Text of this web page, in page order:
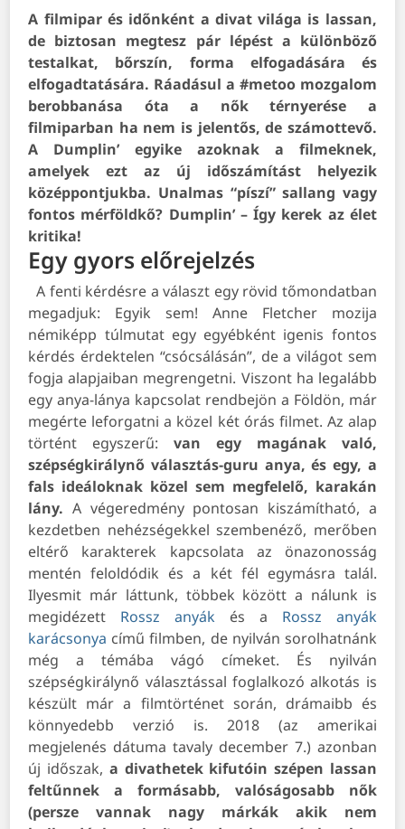
A filmipar és időnként a divat világa is lassan,
de biztosan megtesz pár lépést a különböző
testalkat, bőrszín, forma elfogadására és
elfogadtatására. Ráadásul a #metoo mozgalom
berobbanása óta a nők térnyerése a
filmiparban ha nem is jelentős, de számottevő.
A Dumplin’ egyike azoknak a filmeknek,
amelyek ezt az új időszámítást helyezik
középpontjukba. Unalmas “píszí” sallang vagy
fontos mérföldkő? Dumplin’ – Így kerek az élet
kritika!
Egy gyors előrejelzés
A fenti kérdésre a választ egy rövid tőmondatban
megadjuk: Egyik sem! Anne Fletcher mozija
némiképp túlmutat egy egyébként igenis fontos
kérdés érdektelen “csócsálásán”, de a világot sem
fogja alapjaiban megrengetni. Viszont ha legalább
egy anya-lánya kapcsolat rendbejön a Földön, már
megérte leforgatni a közel két órás filmet. Az alap
történt egyszerű:van egy magának való,
szépségkirálynő választás-guru anya, és egy, a
fals ideáloknak közel sem megfelelő, karakán
lány. A végeredmény pontosan kiszámítható, a
kezdetben nehézségekkel szembenéző, merőben
eltérő karakterek kapcsolata az önazonosság
mentén feloldódik és a két fél egymásra talál.
Ilyesmit már láttunk, többek között a nálunk is
megidézett Rossz anyák és a Rossz anyák
karácsonya című filmben, de nyilván sorolhatnánk
még a témába vágó címeket.
És nyilván
szépségkirálynő választással foglalkozó alkotás is
készült már a filmtörténet során, drámaibb és
könnyedebb verzió is. 2018 (az amerikai
megjelenés dátuma tavaly december 7.) azonban
új időszak, a divathetek kifutóin szépen lassan
feltűnnek a formásabb, valóságosabb nők
(persze vannak nagy márkák akik nem